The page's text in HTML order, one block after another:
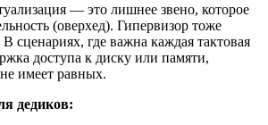
— это лишнее звено, которое
(оверхед). Гипервизор тоже
сценариях, где важна каждая тактовая
доступа к диску или памяти,
имеет равных.
дедиков: